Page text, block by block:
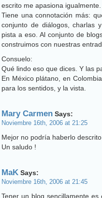
escrito me apasiona igualmente.
Tiene una connotación más:
conjunto de diálogos, charlas
pista a eso. Al conjunto de
construimos con nuestras
Consuelo:
Qué lindo eso que dices. Y las
En México plátano, en
para los sentidos, y la vista.
Mary Carmen Says:
Noviembre 16th, 2006 at 21:25
Mejor no podría haberlo
Un saludo !
MaK Says:
Noviembre 16th, 2006 at 21:45
Tener un blog sencillamente